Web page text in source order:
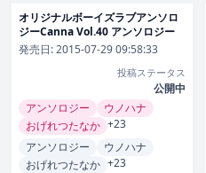
オリジナルボーイズラブアンソロ
ジーCanna Vol.40 アンソロジー
発売日:2015-07-29 09:58:33
投稿ステータス
公開中
アンソロジー
ウノハナ
おげれつたなか +23
アンソロジー
ウノハナ
おげれつたなか +23